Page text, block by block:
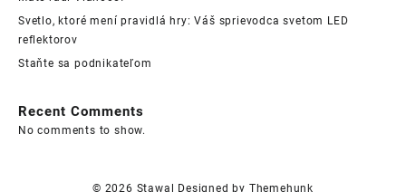
Svetlo, ktoré mení pravidlá hry: Váš sprievodca svetom LED
reflektorov
Staňte sa podnikateľom
Recent Comments
No comments to show.
© 2026 Stawal Designed by Themehunk